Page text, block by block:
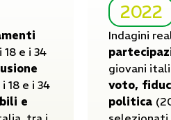
e i 34
18 e i 34
e
2022
Indagini
giovani
voto,
politica